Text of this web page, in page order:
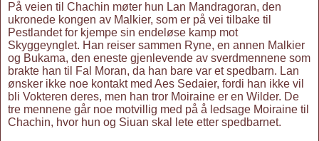
På veien til Chachin møter hun Lan Mandragoran, den
ukronede kongen av Malkier, som er på vei tilbake til
Pestlandet for kjempe sin endeløse kamp mot
Skyggeynglet. Han reiser sammen Ryne, en annen Malkier
og Bukama, den eneste gjenlevende av sverdmennene som
brakte han til Fal Moran, da han bare var et spedbarn. Lan
ønsker ikke noe kontakt med Aes Sedaier, fordi han ikke vil
bli Vokteren deres, men han tror Moiraine er en Wilder. De
tre mennene går noe motvillig med på å ledsage Moiraine til
Chachin, hvor hun og Siuan skal lete etter spedbarnet.